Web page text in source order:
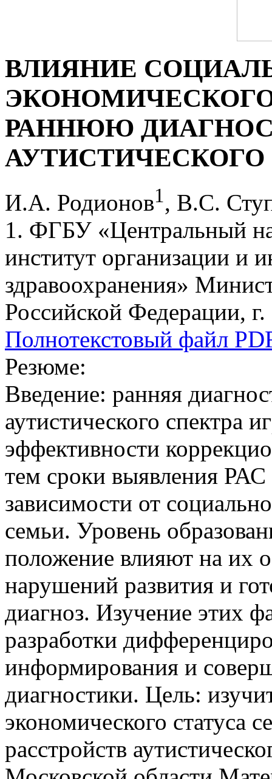
ВЛИЯНИЕ
РАННЮЮ
АУТИСТИЧЕСКОГО
И.А. Родионов1, В.С.
1. ФГБУ «Центральный
институт организации и
здравоохранения»
Российской Федерации,
Полнотекстовый файл
Резюме:
Введение: ранняя
аутистического спектра
эффективности
тем сроки выявления РАС
зависимости от
семьи. Уровень
положение влияют на их
нарушений развития и
диагноз. Изучение этих
разработки
информирования и
диагностики. Цель:
экономического статуса
расстройств